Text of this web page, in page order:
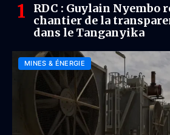
RDC : Guylain Nyembo
chantier de la
dans le Tanganyika
MINES & ÉNERGIE